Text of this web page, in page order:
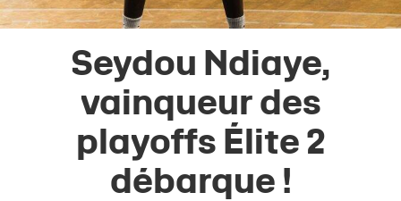
Seydou Ndiaye,
vainqueur des
playoffs Élite 2
débarque !